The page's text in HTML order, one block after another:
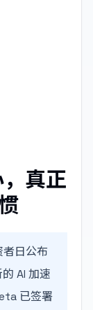
真正
日公布
AI 加速
已签署